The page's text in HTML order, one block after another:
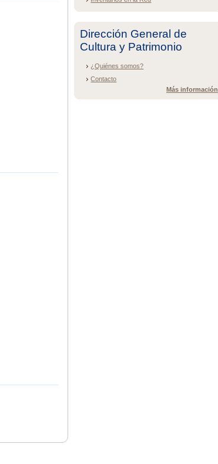
Dirección General de
Cultura y Patrimonio
¿Quiénes somos?
Contacto
Más información